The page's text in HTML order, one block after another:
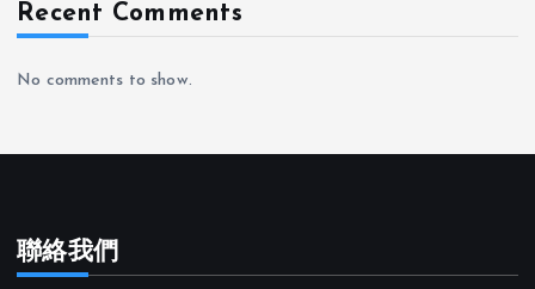
Recent Comments
No comments to show.
聯絡我們